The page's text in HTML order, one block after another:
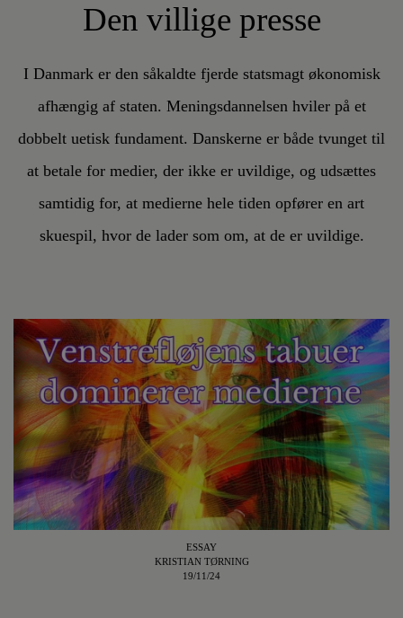
Den villige presse
I Danmark er den såkaldte fjerde statsmagt økonomisk
afhængig af staten. Meningsdannelsen hviler på et
dobbelt uetisk fundament. Danskerne er både tvunget til
at betale for medier, der ikke er uvildige, og udsættes
samtidig for, at medierne hele tiden opfører en art
skuespil, hvor de lader som om, at de er uvildige.
ESSAY
KRISTIAN TØRNING
19/11/24